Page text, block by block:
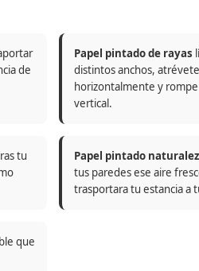
de
Papel pintado de rayas
distintos anchos,
horizontalmente y
vertical.
tu
Papel pintado
tus paredes ese aire
trasportara tu estancia a
que